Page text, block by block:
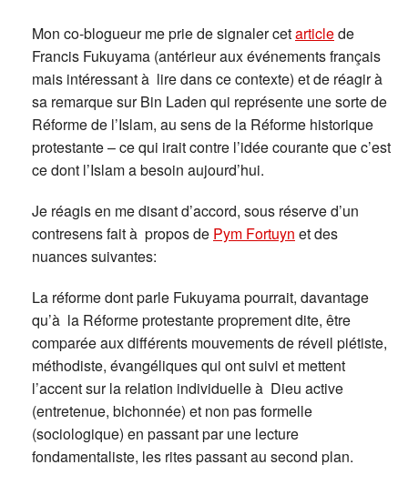
Mon co-blogueur me prie de signaler cetarticlede
Francis Fukuyama (antérieur aux événements français
mais intéressant à lire dans ce contexte) et de réagir à
sa remarque sur Bin Laden qui représente une sorte de
Réforme de l’Islam, au sens de la Réforme historique
protestante – ce qui irait contre l’idée courante que c’est
ce dont l’Islam a besoin aujourd’hui.
Je réagis en me disant d’accord, sous réserve d’un
contresens fait à propos de Pym Fortuyn et des
nuances suivantes:
La réforme dont parle Fukuyama pourrait, davantage
qu’à la Réforme protestante proprement dite, être
comparée aux différents mouvements de réveil piétiste,
méthodiste, évangéliques qui ont suivi et mettent
l’accent sur la relation individuelle à Dieu active
(entretenue, bichonnée) et non pas formelle
(sociologique) en passant par une lecture
fondamentaliste, les rites passant au second plan.